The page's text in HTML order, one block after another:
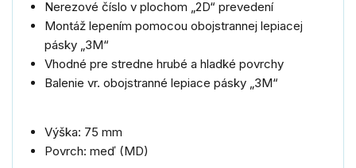
Nerezové číslo v plochom „2D“ prevedení
Montáž lepením pomocou obojstrannej lepiacej
pásky „3M“
Vhodné pre stredne hrubé a hladké povrchy
Balenie vr. obojstranné lepiace pásky „3M“
Výška: 75 mm
Povrch: meď (MD)